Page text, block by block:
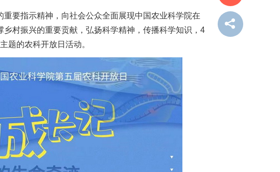
要指示精神，向社会公众全面展现中国农业科学院在
村振兴的重要贡献，弘扬科学精神，传播科学知识，4
题的农科开放日活动。